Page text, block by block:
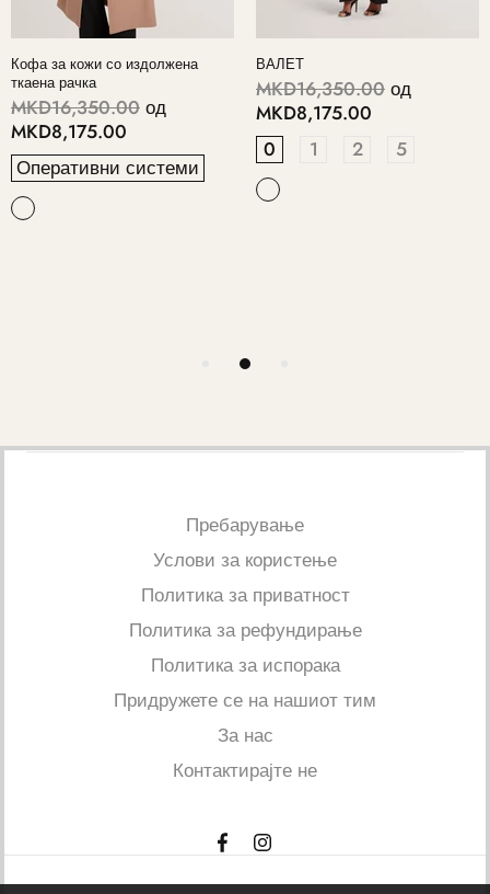
Кофа за кожи со издолжена
ткаена рачка
MKD16,350.00 од
MKD8,175.00
Оперативни системи
ВАЛЕТ
MKD16,350.00 од
MKD8,175.00
0
1 2 5
Пребарување
Услови за користење
Политика за приватност
Политика за рефундирање
Политика за испорака
Придружете се на нашиот тим
За нас
Контактирајте не